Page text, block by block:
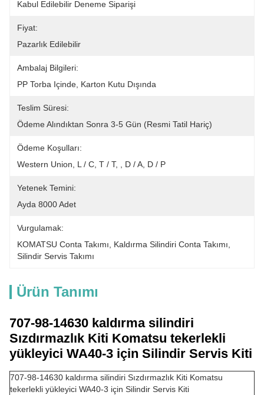
Kabul Edilebilir Deneme Siparişi
Fiyat:
Pazarlık Edilebilir
Ambalaj Bilgileri:
PP Torba Içinde, Karton Kutu Dışında
Teslim Süresi:
Ödeme Alındıktan Sonra 3-5 Gün (resmi Tatil Hariç)
Ödeme Koşulları:
Western Union, L / C, T / T, , D / A, D / P
Yetenek Temini:
Ayda 8000 Adet
Vurgulamak:
KOMATSU Conta Takımı
Kaldırma Silindiri Conta Takımı
Silindir Servis Takımı
Ürün Tanımı
707-98-14630 kaldırma silindiri
Sızdırmazlık Kiti Komatsu tekerlekli
yükleyici WA40-3 için Silindir Servis Kiti
707-98-14630 kaldırma silindiri Sızdırmazlık Kiti Komatsu
tekerlekli yükleyici WA40-3 için Silindir Servis Kiti